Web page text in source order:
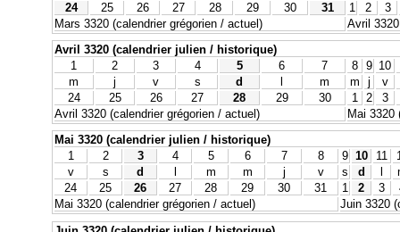
24
25 26 27 28 29 30 31 1 2
3
Mars 3320 (calendrier grégorien / actuel)
Avril
Avril 3320 (calendrier julien / historique)
1
2 3 4 5 6 7 8 9 10
m
j v s d m m j
v
24
25 26 27 28 29 30 1 2
3
Avril 3320 (calendrier grégorien / actuel)
Mai 3320
Mai 3320 (calendrier julien / historique)
1
2 3 4 5 6 7 8 9 10 11
v
s d m m j v s d
24
25 26 27 28 29 30 31 1 2 3
Mai 3320 (calendrier grégorien / actuel)
Juin 3320